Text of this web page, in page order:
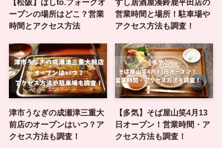
【松阪】はしto.フォークオ
ープンの場所はどこ？営業
時間とアクセス方法
すし居酒屋湊鈴鹿平田店の
営業時間と場所！駐車場や
アクセス方法も調査！
津市うなぎの成瀬津三重大
前店のオープンはいつ？ア
クセス方法も調査！
【多気】そば屋山笑4月13
日オープン！営業時間・ア
クセス方法も調査！